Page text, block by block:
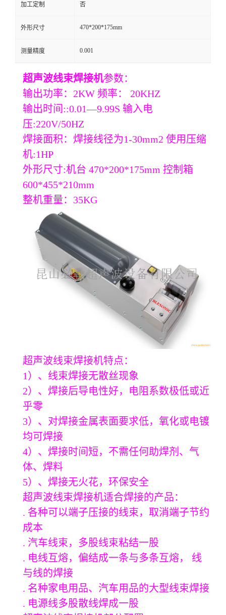
加工定制 否
外形尺寸 470*200*175mm
测量精度 0.001
超声波线束焊接机参数：
输出功率：2KW 频率： 20KHZ
输出时间::0.01—9.99S 输入电
压:220V/50HZ
焊接面积：焊接线径为1-30mm2 使用压缩
机:1HP
外形尺寸:机台 470*200*175mm 控制箱
600*455*210mm
整机重量：35KG
超声波线束焊接机特点：
1）、线束焊接无散丝现象
2）、焊接后导电性好，电阻系数极低或近
乎零
3）、对焊接金属表面要求低，氧化或电镀
均可焊接
4）、焊接时间短，不需任何助焊剂、气
体、焊料
5）、焊接无火花，环保安全
超声波线束焊接机适合焊接的产品：
. 各种可以端子压接的线束，取消端子节约
成本
. 汽车线束，多股线束粘结一股
. 电线互熔，偏结成一条与多条互熔， 线
与线的焊接
. 名种家电用品、汽车用品的大型线束焊接
. 电源线多股散线焊成一股